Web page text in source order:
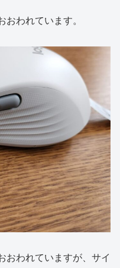
われています。
おわれていますが、サイ